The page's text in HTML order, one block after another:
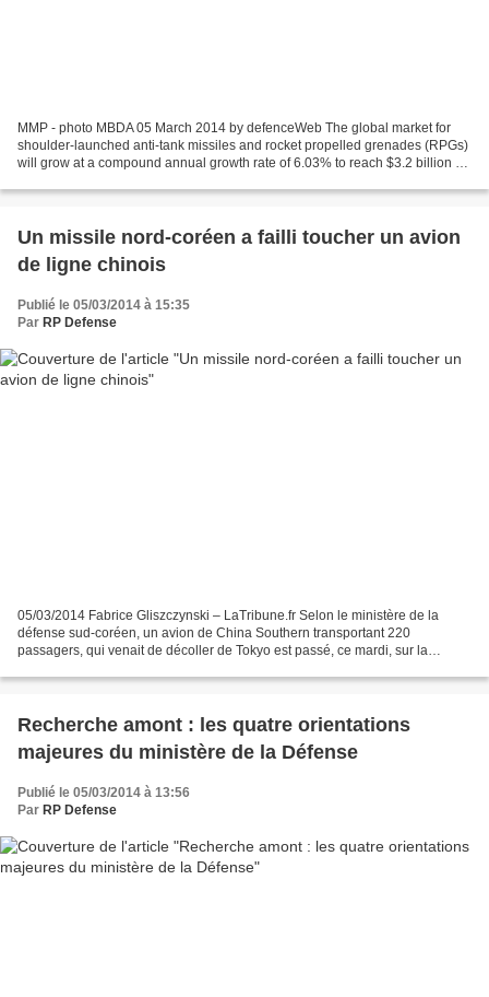
MMP - photo MBDA 05 March 2014 by defenceWeb The global market for
shoulder-launched anti-tank missiles and rocket propelled grenades (RPGs)
will grow at a compound annual growth rate of 6.03% to reach $3.2 billion by
Un missile nord-coréen a failli toucher un avion
de ligne chinois
Publié le 05/03/2014 à 15:35
Par RP Defense
05/03/2014 Fabrice Gliszczynski – LaTribune.fr Selon le ministère de la
défense sud-coréen, un avion de China Southern transportant 220
passagers, qui venait de décoller de Tokyo est passé, ce mardi, sur la
Recherche amont : les quatre orientations
majeures du ministère de la Défense
Publié le 05/03/2014 à 13:56
Par RP Defense